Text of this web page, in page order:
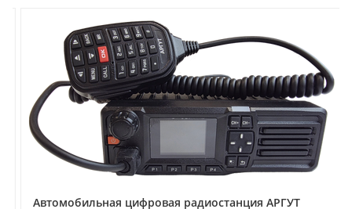
Автомобильная цифровая радиостанция АРГУТ